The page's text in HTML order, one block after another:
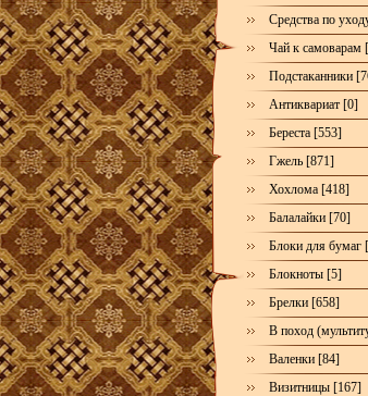
Средства по
Чай к самоварам
Подстаканники
Антиквариат [0]
Береста [553]
Гжель [871]
Хохлома [418]
Балалайки [70]
Блоки для бумаг
Блокноты [5]
Брелки [658]
В поход
Валенки [84]
Визитницы [167]